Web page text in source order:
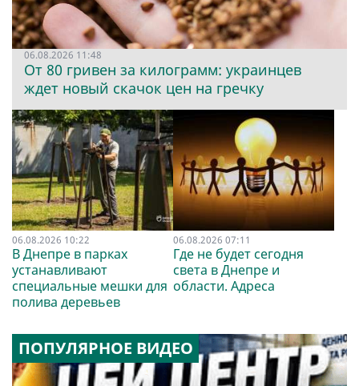
06.08.2026 11:48
От 80 гривен за килограмм: украинцев
ждет новый скачок цен на гречку
06.08.2026 10:22
В Днепре в парках
устанавливают
специальные мешки для
полива деревьев
06.08.2026 07:11
Где не будет сегодня
света в Днепре и
области. Адреса
ПОПУЛЯРНОЕ ВИДЕО